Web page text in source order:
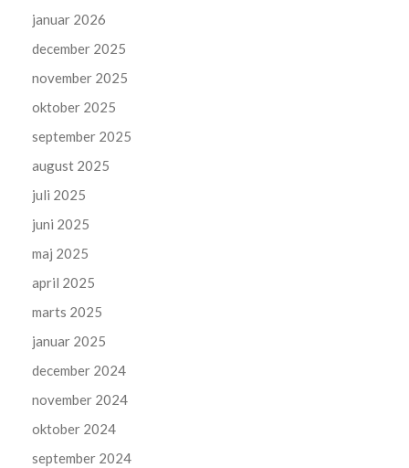
januar 2026
december 2025
november 2025
oktober 2025
september 2025
august 2025
juli 2025
juni 2025
maj 2025
april 2025
marts 2025
januar 2025
december 2024
november 2024
oktober 2024
september 2024